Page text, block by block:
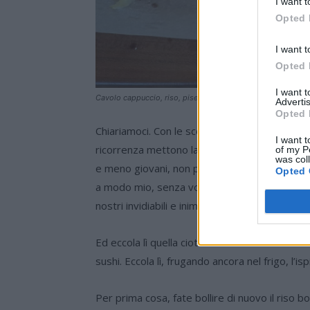
Opted
I want
Opted
I want
Opted
I want
of my
was
Opted
Cavolo cappuccio, riso, piselli. e speck…
Chiariamoci. Con le scorpacciate di roll,
ricorrenza mettono la mia famiglia intorno a
e meno giovani, non posso (e non voglio)
a modo mio, senza voltarle le spalle in
nostri invidiabili e inimitabili sapori. Ed
Ed eccola lì quella ciotola di riso bianco
sushi. Eccola lì, frugando ancora nel frigo,
Per prima cosa, fate bollire di nuovo il riso